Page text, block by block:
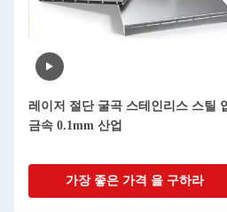
레이저 절단 굴곡 스테인리스 스틸
금속 0.1mm 산업
가장 좋은 가격 을 구하라